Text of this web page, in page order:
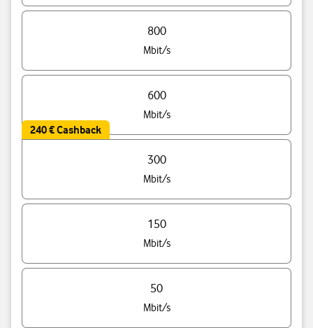
800
Mbit/s
600
Mbit/s
240 € Cashback
300
Mbit/s
150
Mbit/s
50
Mbit/s